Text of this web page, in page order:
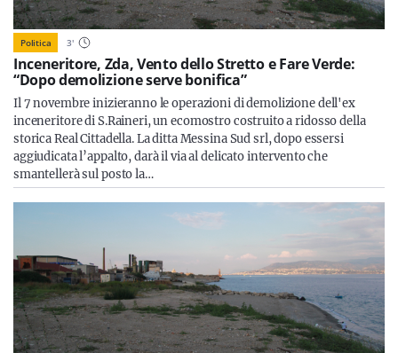
Politica 3'
Inceneritore, Zda, Vento dello Stretto e Fare Verde:
“Dopo demolizione serve bonifica”
Il 7 novembre inizieranno le operazioni di demolizione dell'ex
inceneritore di S.Raineri, un ecomostro costruito a ridosso della
storica Real Cittadella. La ditta Messina Sud srl, dopo essersi
aggiudicata l’appalto, darà il via al delicato intervento che
smantellerà sul posto la…